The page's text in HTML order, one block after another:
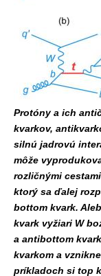
Protóny a ich
kvarkov,
silnú jadrovú
môže
rozličnými
ktorý sa ďalej
bottom kvark.
kvark vyžiari W
a antibottom
kvarkom a
príkladoch si top